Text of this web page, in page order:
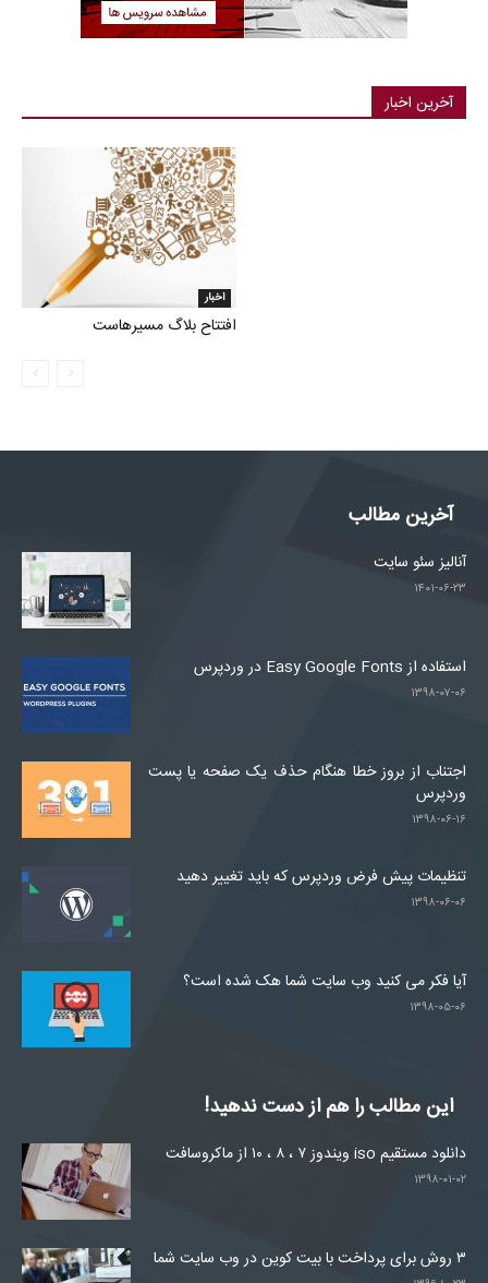
آخرین اخبار
اخبار
افتتاح بلاگ مسیرهاست
آخرین مطالب
آنالیز سئو سایت
۱۴۰۱-۰۶-۲۳
استفاده از Easy Google Fonts در وردپرس
۱۳۹۸-۰۷-۰۶
اجتناب از بروز خطا هنگام حذف یک صفحه یا پست
وردپرس
۱۳۹۸-۰۶-۱۶
تنظیمات پیش فرض وردپرس که باید تغییر دهید
۱۳۹۸-۰۶-۰۶
آیا فکر می کنید وب سایت شما هک شده است؟
۱۳۹۸-۰۵-۰۶
این مطالب را هم از دست ندهید!
دانلود مستقیم iso ویندوز ۷ ، ۸ ، ۱۰ از ماکروسافت
۱۳۹۸-۰۱-۰۲
۳ روش برای پرداخت با بیت کوین در وب سایت شما